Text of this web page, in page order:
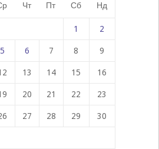
Чт Пт Сб Нд
1 2
5 6 7 8 9
13 14 15 16
20 21 22 23
27 28 29 30